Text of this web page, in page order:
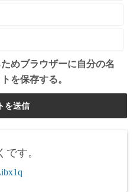
めブラウザーに自分の名
を保存する。
す。